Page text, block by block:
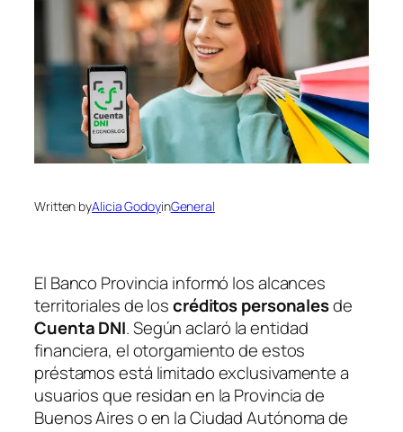
Written byAlicia GodoyinGeneral
El Banco Provincia informó los alcances
territoriales de loscréditos personalesde
Cuenta DNI. Según aclaró la entidad
financiera, el otorgamiento de estos
préstamos está limitado exclusivamente a
usuarios que residan en la Provincia de
Buenos Aires o en la Ciudad Autónoma de